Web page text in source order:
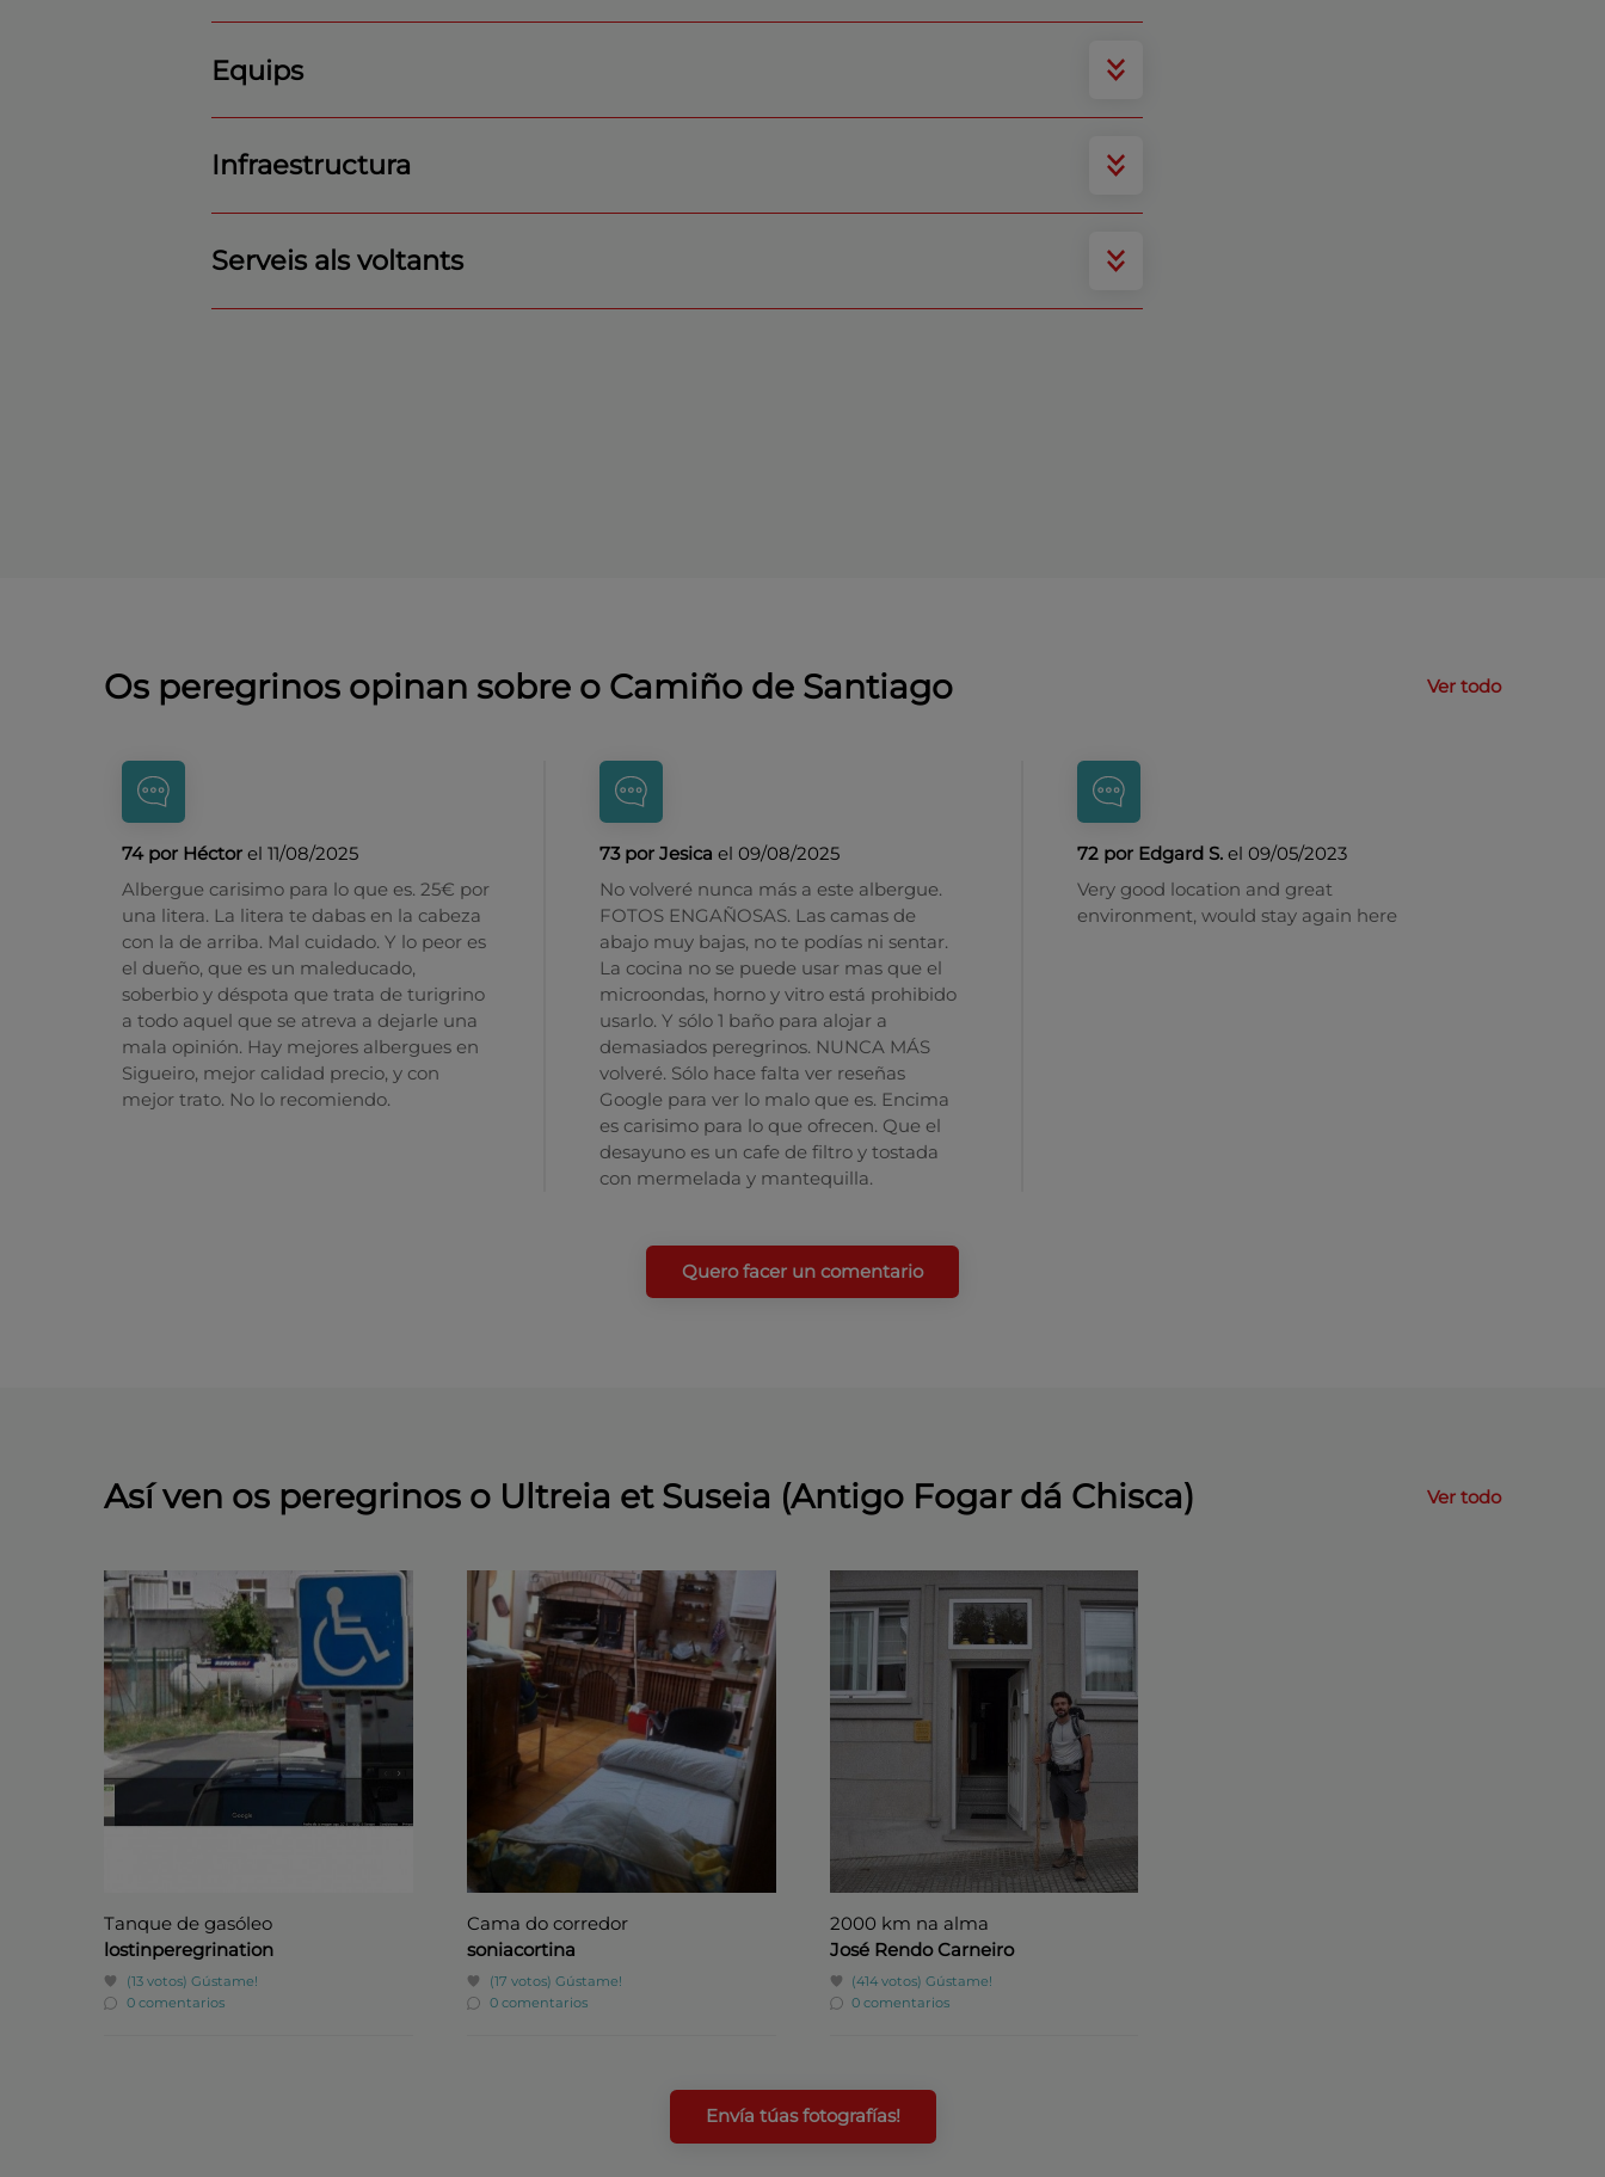
Equips
Infraestructura
Serveis als voltants
Os peregrinos opinan sobre o Camiño de Santiago Ver todo
74 por Héctor el 11/08/2025
Albergue carisimo para lo que es. 25€ por
una litera. La litera te dabas en la cabeza
con la de arriba. Mal cuidado. Y lo peor es
el dueño, que es un maleducado,
soberbio y déspota que trata de turigrino
a todo aquel que se atreva a dejarle una
mala opinión. Hay mejores albergues en
Sigueiro, mejor calidad precio, y con
mejor trato. No lo recomiendo.
73 por Jesica el 09/08/2025
No volveré nunca más a este albergue.
FOTOS ENGAÑOSAS. Las camas de
abajo muy bajas, no te podías ni sentar.
La cocina no se puede usar mas que el
microondas, horno y vitro está prohibido
usarlo. Y sólo 1 baño para alojar a
demasiados peregrinos. NUNCA MÁS
volveré. Sólo hace falta ver reseñas
Google para ver lo malo que es. Encima
es carisimo para lo que ofrecen. Que el
desayuno es un cafe de filtro y tostada
con mermelada y mantequilla.
72 por Edgard S. el 09/05/2023
Very good location and great
environment, would stay again here
Quero facer un comentario
Así ven os peregrinos o Ultreia et Suseia (Antigo Fogar dá Chisca) Ver todo
Tanque de gasóleo
lostinperegrination
(13 votos) Gústame!
0 comentarios
Cama do corredor
soniacortina
(17 votos) Gústame!
0 comentarios
2000 km na alma
José Rendo Carneiro
(414 votos)Gústame!
0 comentarios
Envía túas fotografías!